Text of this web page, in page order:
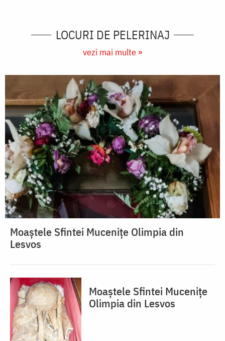
LOCURI DE PELERINAJ
vezi mai multe »
Moaștele Sfintei Mucenițe Olimpia din
Lesvos
Moaștele Sfintei Mucenițe
Olimpia din Lesvos